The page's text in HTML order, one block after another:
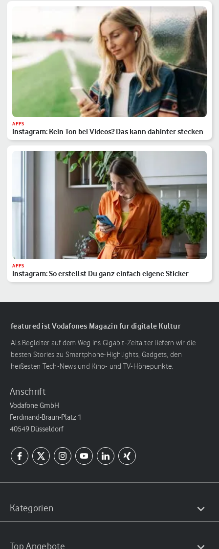
APPS
Instagram: Kein Ton bei Videos? Das kann dahinter stecken
APPS
Instagram: So erstellst Du ganz einfach eigene Sticker
featured ist Vodafones Magazin für digitale Kultur
Als Begleiter auf dem Weg ins Gigabit-Zeitalter liefern wir die
besten Stories zu Smartphone-Highlights, Gadgets, den
heißesten Tech-News und Kino- und TV-Höhepunkte.
Anschrift
Vodafone GmbH
Ferdinand-Braun-Platz 1
40549 Düsseldorf
Kategorien
Top Angebote